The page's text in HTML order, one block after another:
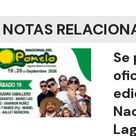
NOTAS
Se